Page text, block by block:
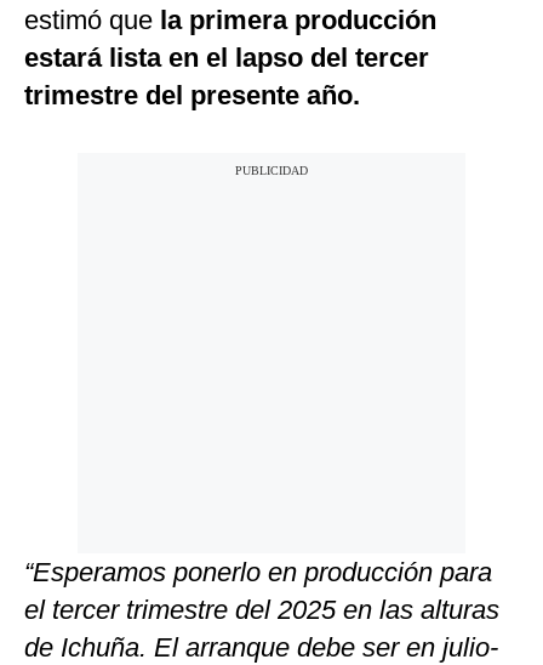
estimó que la primera producción
estará lista en el lapso del tercer
trimestre del presente año.
“Esperamos ponerlo en producción para
el tercer trimestre del 2025 en las alturas
de Ichuña. El arranque debe ser en julio-